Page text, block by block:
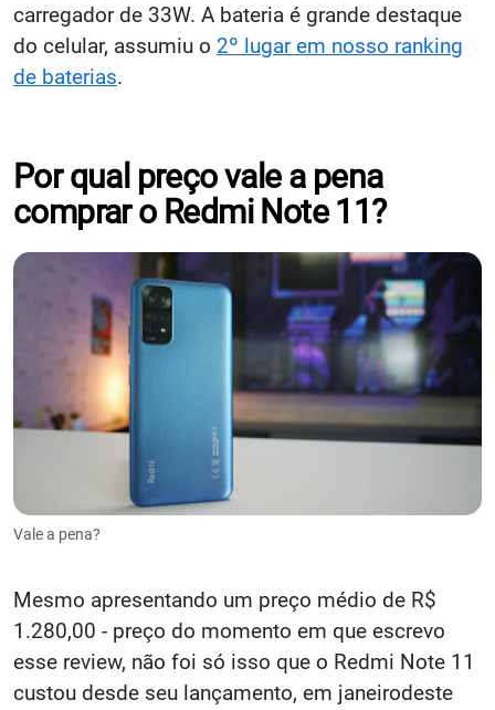
carregador de 33W. A bateria é grande destaque
do celular, assumiu o 2º lugar em nosso ranking
de baterias.
Por qual preço vale a pena
comprar o Redmi Note 11?
Vale a pena?
Mesmo apresentando um preço médio de R$
1.280,00 - preço do momento em que escrevo
esse review, não foi só isso que o Redmi Note 11
custou desde seu lançamento, em janeirodeste